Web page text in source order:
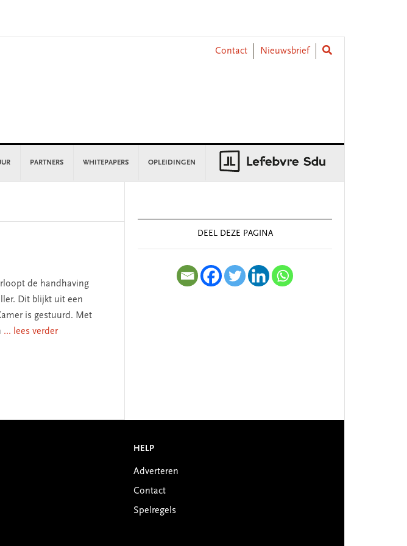
Contact
Nieuwsbrief
PARTNERS WHITEPAPERS OPLEIDINGEN
de handhaving
Dit blijkt uit een
is gestuurd. Met
... lees verder
Sidebar
DEEL DEZE PAGINA
HELP
Adverteren
Contact
Spelregels